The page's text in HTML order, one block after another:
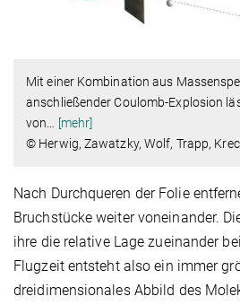
Mit einer Kombination aus
anschließender Coulomb-Explosion
von
[mehr]
© Herwig, Zawatzky, Wolf, Trapp,
Nach Durchqueren der Folie
Bruchstücke weiter voneinander.
ihre die relative Lage zueinander
Flugzeit entsteht also ein immer
dreidimensionales Abbild des